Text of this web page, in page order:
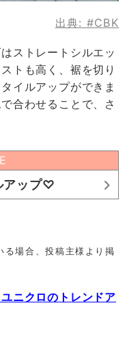
出典: #CBK
ストレートシルエッ
トも高く、裾を切り
イルアップができま
合わせることで、さ
アップ♡
る場合、投稿主様より掲
ニクロのトレンドア